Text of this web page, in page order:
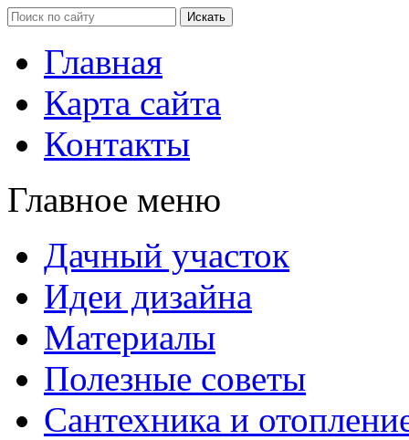
Главная
Карта сайта
Контакты
Главное меню
Дачный участок
Идеи дизайна
Материалы
Полезные советы
Сантехника и